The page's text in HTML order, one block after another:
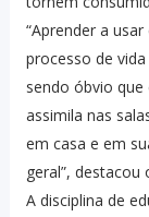
“Aprender a
processo de
sendo óbvio
assimila nas
em casa e em
geral”, destacou
A disciplina de